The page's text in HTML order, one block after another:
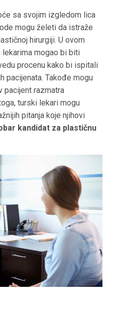
sa svojim izgledom lica
mogu želeti da istraže
hirurgiji. U ovom
lekarima mogao bi biti
procenu kako bi ispitali
pacijenata. Takođe mogu
pacijent razmatra
turski lekari mogu
pitanja koje njihovi
kandidat za plastičnu